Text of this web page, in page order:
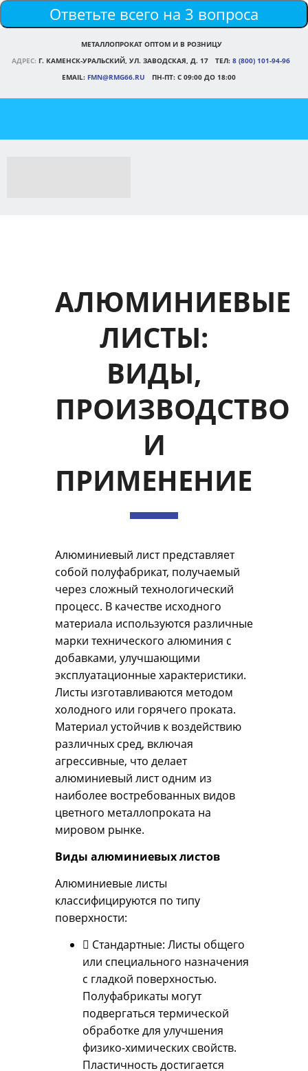
Ответьте всего на 3 вопроса
МЕТАЛЛОПРОКАТ ОПТОМ И В РОЗНИЦУ
АДРЕС: Г. КАМЕНСК-УРАЛЬСКИЙ, УЛ. ЗАВОДСКАЯ, Д. 17 ТЕЛ: 8 (800) 101-94-96
EMAIL: FMN@RMG66.RU ПН-ПТ: С 09:00 ДО 18:00
АЛЮМИНИЕВЫЕ
ЛИСТЫ:
ВИДЫ,
ПРОИЗВОДСТВО
И
ПРИМЕНЕНИЕ
Алюминиевый лист представляет
собой полуфабрикат, получаемый
через сложный технологический
процесс. В качестве исходного
материала используются различные
марки технического алюминия с
добавками, улучшающими
эксплуатационные характеристики.
Листы изготавливаются методом
холодного или горячего проката.
Материал устойчив к воздействию
различных сред, включая
агрессивные, что делает
алюминиевый лист одним из
наиболее востребованных видов
цветного металлопроката на
мировом рынке.
Виды алюминиевых листов
Алюминиевые листы
классифицируются по типу
поверхности:
 Стандартные: Листы общего
или специального назначения
с гладкой поверхностью.
Полуфабрикаты могут
подвергаться термической
обработке для улучшения
физико-химических свойств.
Пластичность достигается